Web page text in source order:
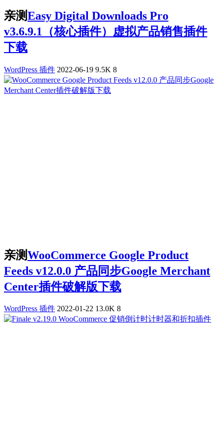
亲测Easy Digital Downloads Pro
v3.6.9.1（核心插件）虚拟产品销售插件
下载
WordPress 插件 2022-06-19 9.5K 8
亲测WooCommerce Google Product
Feeds v12.0.0 产品同步Google Merchant
Center插件破解版下载
WordPress 插件 2022-01-22 13.0K 8